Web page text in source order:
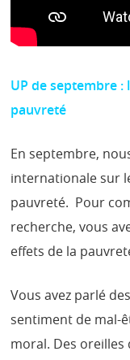
UP de septembre :
pauvreté
En septembre,
internationale sur
pauvreté. Pour
recherche, vous
effets de la
Vous avez parlé
sentiment de mal-
moral. Des oreilles